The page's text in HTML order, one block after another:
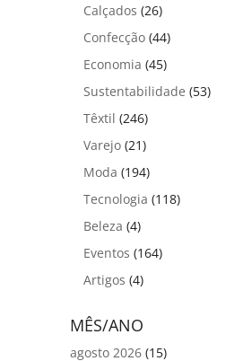
Calçados (26)
Confecção (44)
Economia (45)
Sustentabilidade (53)
Têxtil (246)
Varejo (21)
Moda (194)
Tecnologia (118)
Beleza (4)
Eventos (164)
Artigos (4)
MÊS/ANO
agosto 2026 (15)